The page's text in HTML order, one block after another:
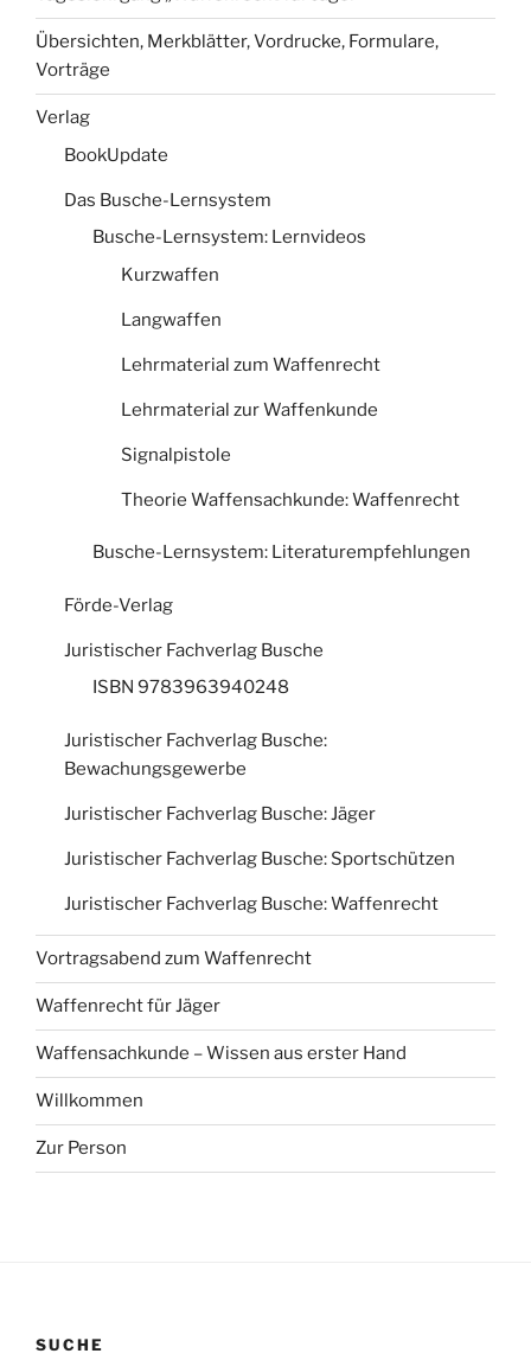
Übersichten, Merkblätter, Vordrucke, Formulare,
Vorträge
Verlag
BookUpdate
Das Busche-Lernsystem
Busche-Lernsystem: Lernvideos
Kurzwaffen
Langwaffen
Lehrmaterial zum Waffenrecht
Lehrmaterial zur Waffenkunde
Signalpistole
Theorie Waffensachkunde: Waffenrecht
Busche-Lernsystem: Literaturempfehlungen
Förde-Verlag
Juristischer Fachverlag Busche
ISBN 9783963940248
Juristischer Fachverlag Busche:
Bewachungsgewerbe
Juristischer Fachverlag Busche: Jäger
Juristischer Fachverlag Busche: Sportschützen
Juristischer Fachverlag Busche: Waffenrecht
Vortragsabend zum Waffenrecht
Waffenrecht für Jäger
Waffensachkunde – Wissen aus erster Hand
Willkommen
Zur Person
SUCHE